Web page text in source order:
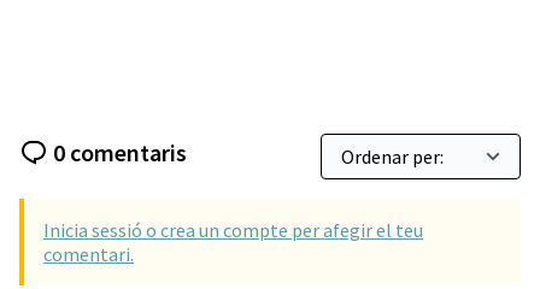
0 comentaris
Inicia sessió o crea un compte per afegir el teu
comentari.